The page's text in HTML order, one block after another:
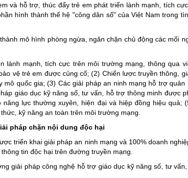
Giảm nghèo bền vững
Bầu cử đại biểu Quốc hội khóa
Gia đình hạnh phúc bền vững
An toàn thông tin
Thông tin biên giới
Điểm báo
Phóng sự ảnh
Chuyên mục khác
và hỗ trợ, thúc đẩy trẻ em phát triển lành mạnh, tích
hình thành thế hệ "công dân số" của Việt Nam trong
mô hình phòng ngừa, ngăn chặn chủ động các mối
lành mạnh, tích cực trên môi trường mạng, thông qua
vệ trẻ em được củng cố; (2) Chiến lược truyền thông,
quốc gia; (3) Các giải pháp an ninh mạng hỗ trợ quản
giáo dục kỹ năng số, tư vấn, hỗ trợ thông minh được
lực thường xuyên, hiện đại và hiệp đồng hiệu quả;
kỹ năng an toàn trên môi trường mạng.
pháp chặn nội dung độc hại
triển khai giải pháp an ninh mạng và 100% doanh
tin độc hại trên đường truyền mạng.
giải pháp công nghệ hỗ trợ giáo dục kỹ năng số, tư